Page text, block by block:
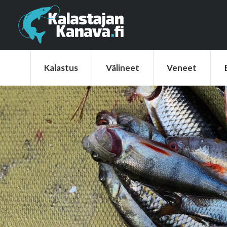
Kalastus Välineet Veneet
Kalastus Välineet